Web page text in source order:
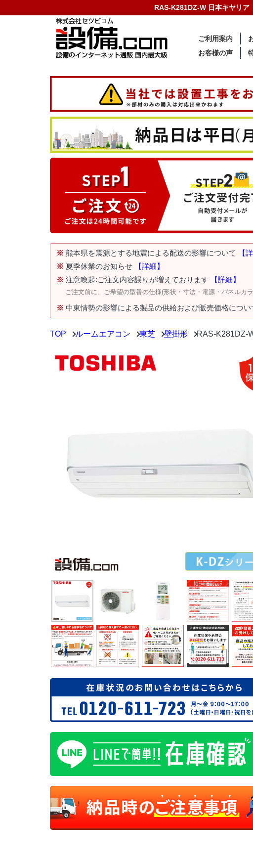
RAS-K281DZ-W 日本キヤリア
ご利用案内
お客様の声
※ 熊本県を震源とする地震による配送の影響について
【
※ 夏季休業のお知らせ
【詳細】
※ 注意喚起:ご注文内容誤りが増えております 【詳細】
ご注文前に、ご希望の型番の仕様(形状・寸法・電源・パネルカ
※ 中東情勢の影響による製品の供給および販売価格につい
TOP ルームエアコン 東芝 壁掛形 RAS-K281DZ-